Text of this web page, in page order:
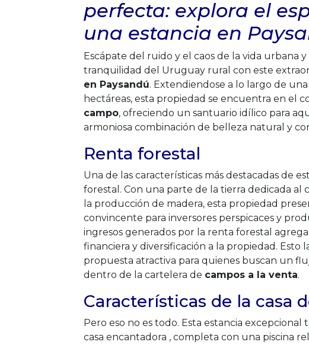
perfecta: explora el
una estancia en
Escápate del ruido y el caos de la vida urbana
tranquilidad del Uruguay rural con este
en Paysandú. Extendiendose a lo largo de
hectáreas, esta propiedad se encuentra en el
campo, ofreciendo un santuario idílico para
armoniosa combinación de belleza natural y
Renta forestal
Una de las características más destacadas de
forestal. Con una parte de la tierra dedicada al
la producción de madera, esta propiedad
convincente para inversores perspicaces y
ingresos generados por la renta forestal
financiera y diversificación a la propiedad. Esto
propuesta atractiva para quienes buscan un
dentro de la cartelera de campos a la venta.
Características de la casa
Pero eso no es todo. Esta estancia
casa encantadora , completa con una piscina